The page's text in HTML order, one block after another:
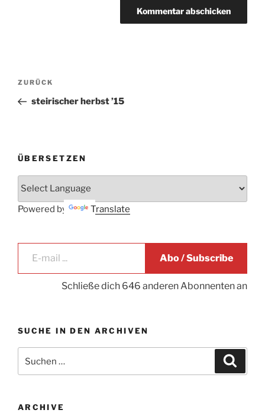
Beitrags-
Vorheriger
Beitrag
ZURÜCK
steirischer herbst ’15
ÜBERSETZEN
Powered by Translate
E-mail ...
Abo / Subscribe
Schließe dich 646 anderen Abonnenten an
SUCHE IN DEN ARCHIVEN
nach:
ARCHIVE